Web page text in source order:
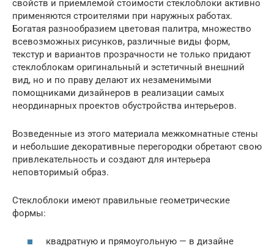
свойств и приемлемой стоимости стеклоблоки активно
применяются строителями при наружных работах.
Богатая разнообразием цветовая палитра, множество
всевозможных рисунков, различные виды форм,
текстур и вариантов прозрачности не только придают
стеклоблокам оригинальный и эстетичный внешний
вид, но и по праву делают их незаменимыми
помощниками дизайнеров в реализации самых
неординарных проектов обустройства интерьеров.
Возведенные из этого материала межкомнатные стены
и небольшие декоративные перегородки обретают свою
привлекательность и создают для интерьера
неповторимый образ.
Стеклоблоки имеют правильные геометрические
формы:
квадратную и прямоугольную — в дизайне